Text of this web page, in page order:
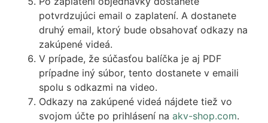
potvrdzujúci email o zaplatení. A dostanete
druhý email, ktorý bude obsahovať odkazy na
zakúpené videá.
V prípade, že súčasťou balíčka je aj PDF
prípadne iný súbor, tento dostanete v emaili
spolu s odkazmi na video.
Odkazy na zakúpené videá nájdete tiež vo
svojom účte po prihlásení na akv-shop.com.